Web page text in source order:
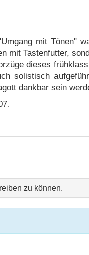
mit Tönen"
mit Tastenfutter,
dieses
solistisch
dankbar sein
zu können.